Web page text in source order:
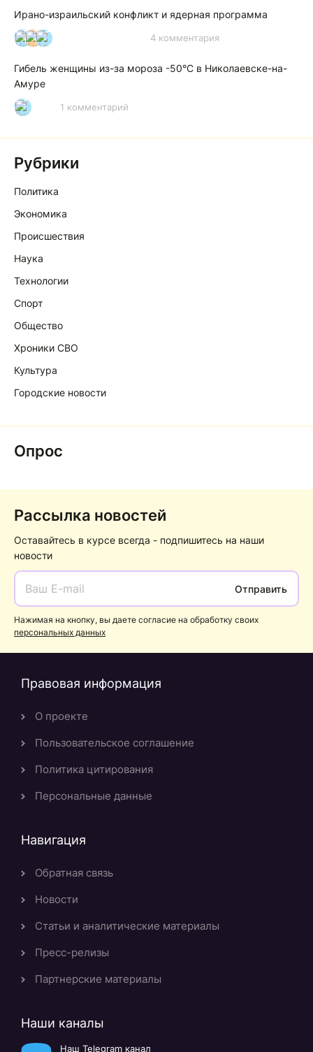
Ирано-израильский конфликт и ядерная программа
И А А 4 комментария
Гибель женщины из-за мороза -50°C в Николаевске-на-
Амуре
Р 1 комментарий
Рубрики
Политика
Экономика
Происшествия
Наука
Технологии
Спорт
Общество
Хроники СВО
Культура
Городские новости
Опрос
Рассылка новостей
Оставайтесь в курсе всегда - подпишитесь на наши
новости
Отправить
Нажимая на кнопку, вы даете согласие на обработку своих
персональных данных
Правовая информация
О проекте
Пользовательское соглашение
Политика цитирования
Персональные данные
Навигация
Обратная связь
Новости
Статьи и аналитические материалы
Пресс-релизы
Партнерские материалы
Наши каналы
Наш Telegram канал